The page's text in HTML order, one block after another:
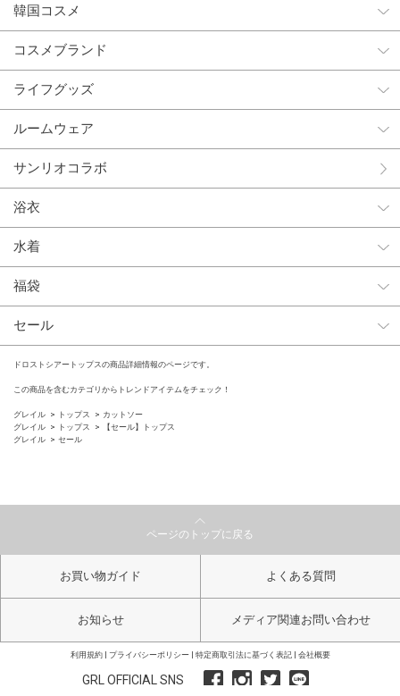
韓国コスメ
コスメブランド
ライフグッズ
ルームウェア
サンリオコラボ
浴衣
水着
福袋
セール
ドロストシアートップスの商品詳細情報のページです。
この商品を含むカテゴリからトレンドアイテムをチェック！
グレイル トップス
カットソー
グレイル
トップス
【セール】トップス
グレイル
セール
ページのトップに戻る
お買い物ガイド よくある質問
お知らせ メディア関連お問い合わせ
利用規約 プライバシーポリシー 特定商取引法に基づく表記 会社概要
GRL OFFICIAL SNS